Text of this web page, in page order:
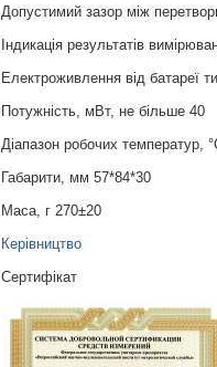
Допустимий зазор між
Індикація результатів
Електроживлення від батареї
Потужність, мВт, не більше 40
Діапазон робочих температур,
Габарити, мм 57*84*30
Маса, г 270±20
Керівництво
Сертифікат